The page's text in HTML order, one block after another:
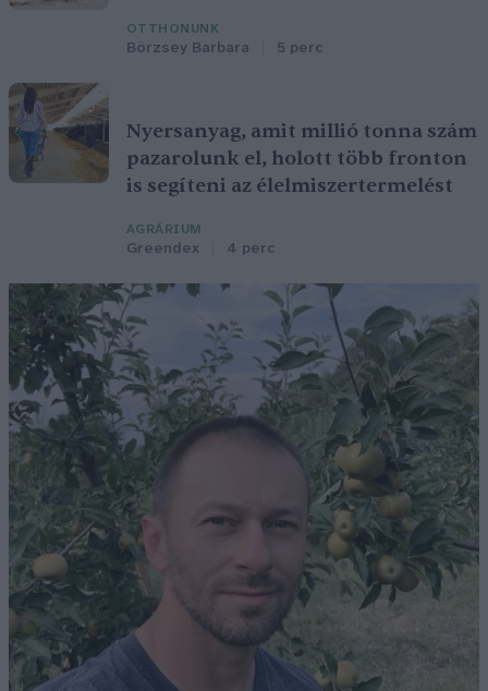
OTTHONUNK
Börzsey Barbara 5 perc
Nyersanyag, amit millió tonna szám
pazarolunk el, holott több fronton
is segíteni az élelmiszertermelést
AGRÁRIUM
Greendex 4 perc